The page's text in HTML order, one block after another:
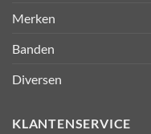
Merken
Banden
Diversen
KLANTENSERVICE